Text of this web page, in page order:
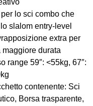
lo sci combo che
slalom entry-level
extra per
maggiore durata
range 59″: <55kg, 67″:
contenente: Sci
Borsa trasparente,